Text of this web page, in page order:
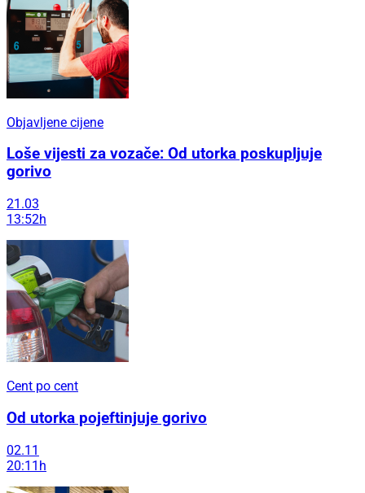
Objavljene cijene
Loše vijesti za vozače: Od utorka poskupljuje
gorivo
21.03
13:52h
Cent po cent
Od utorka pojeftinjuje gorivo
02.11
20:11h